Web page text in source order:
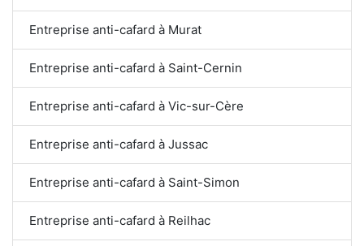
Entreprise anti-cafard à Murat
Entreprise anti-cafard à Saint-Cernin
Entreprise anti-cafard à Vic-sur-Cère
Entreprise anti-cafard à Jussac
Entreprise anti-cafard à Saint-Simon
Entreprise anti-cafard à Reilhac